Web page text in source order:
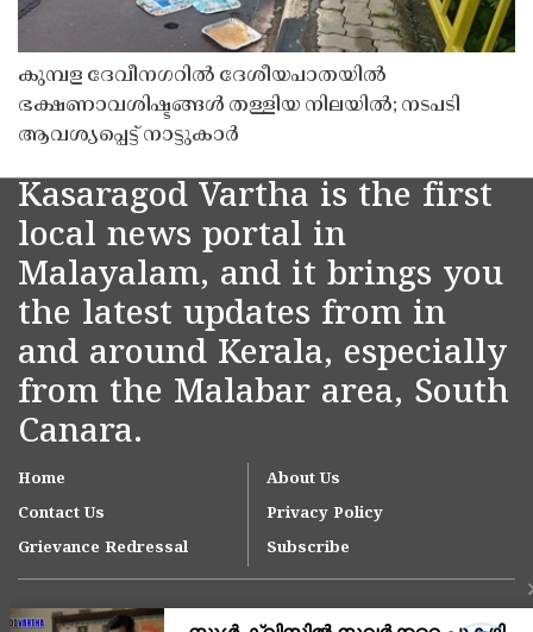
കുമ്പള ദേവീനഗറിൽ ദേശീയപാതയിൽ
ഭക്ഷണാവശിഷ്ടങ്ങൾ തള്ളിയ നിലയിൽ; നടപടി
ആവശ്യപ്പെട്ട് നാട്ടുകാർ
Kasaragod Vartha is the first
local news portal in
Malayalam, and it brings you
the latest updates from in
and around Kerala, especially
from the Malabar area, South
Canara.
Home
About Us
Contact Us
Privacy Policy
Grievance Redressal
Subscribe